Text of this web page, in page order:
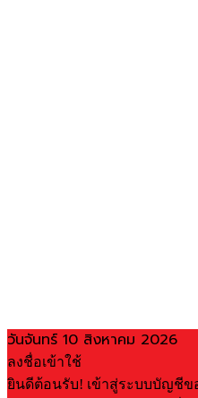
วันจันทร์ 10 สิงหาคม 2026
ลงชื่อเข้าใช้
ยินดีต้อนรับ! เข้าสู่ระบบบัญชี